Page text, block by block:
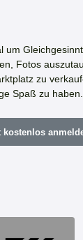
um
Fotos
zu
Spaß zu haben.
kostenlos